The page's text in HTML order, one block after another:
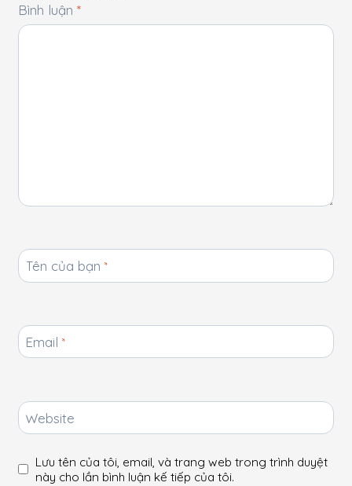
Bình luận *
Tên của bạn *
Email *
Website
Lưu tên của tôi, email, và trang web trong trình duyệt
này cho lần bình luận kế tiếp của tôi.